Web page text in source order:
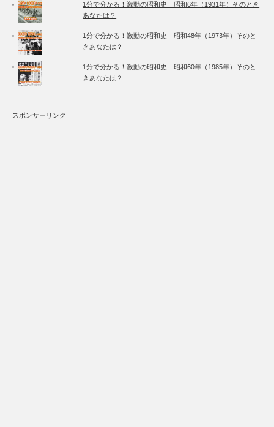
1分で分かる！激動の昭和史 昭和6年（1931年）そのとき
あなたは？
1分で分かる！激動の昭和史 昭和48年（1973年）そのと
きあなたは？
1分で分かる！激動の昭和史 昭和60年（1985年）そのと
きあなたは？
スポンサーリンク